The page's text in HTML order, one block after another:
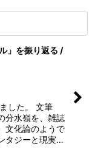
」を振り返る /
した。 文筆
分水嶺を、雑誌
文化論のようで
タジーと現実…